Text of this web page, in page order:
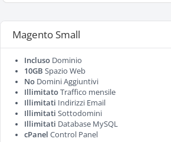
Magento Small
Incluso Dominio
10GB Spazio Web
No Domini Aggiuntivi
IllimitatoTraffico mensile
Illimitati Indirizzi Email
Illimitati Sottodomini
Illimitati Database MySQL
cPanel Control Panel